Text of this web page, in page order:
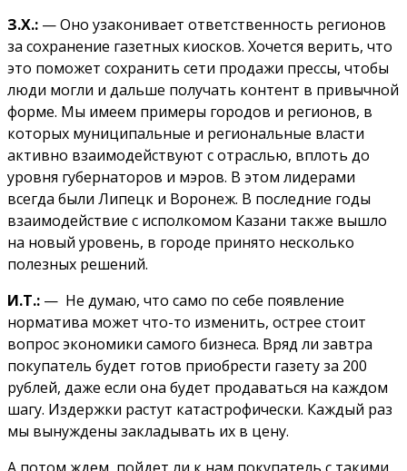
З.Х.: — Оно узаконивает ответственность регионов
за сохранение газетных киосков. Хочется верить, что
это поможет сохранить сети продажи прессы, чтобы
люди могли и дальше получать контент в привычной
форме. Мы имеем примеры городов и регионов, в
которых муниципальные и региональные власти
активно взаимодействуют с отраслью, вплоть до
уровня губернаторов и мэров. В этом лидерами
всегда были Липецк и Воронеж. В последние годы
взаимодействие с исполкомом Казани также вышло
на новый уровень, в городе принято несколько
полезных решений.
И.Т.: — Не думаю, что само по себе появление
норматива может что-то изменить, острее стоит
вопрос экономики самого бизнеса. Вряд ли завтра
покупатель будет готов приобрести газету за 200
рублей, даже если она будет продаваться на каждом
шагу. Издержки растут катастрофически. Каждый раз
мы вынуждены закладывать их в цену.